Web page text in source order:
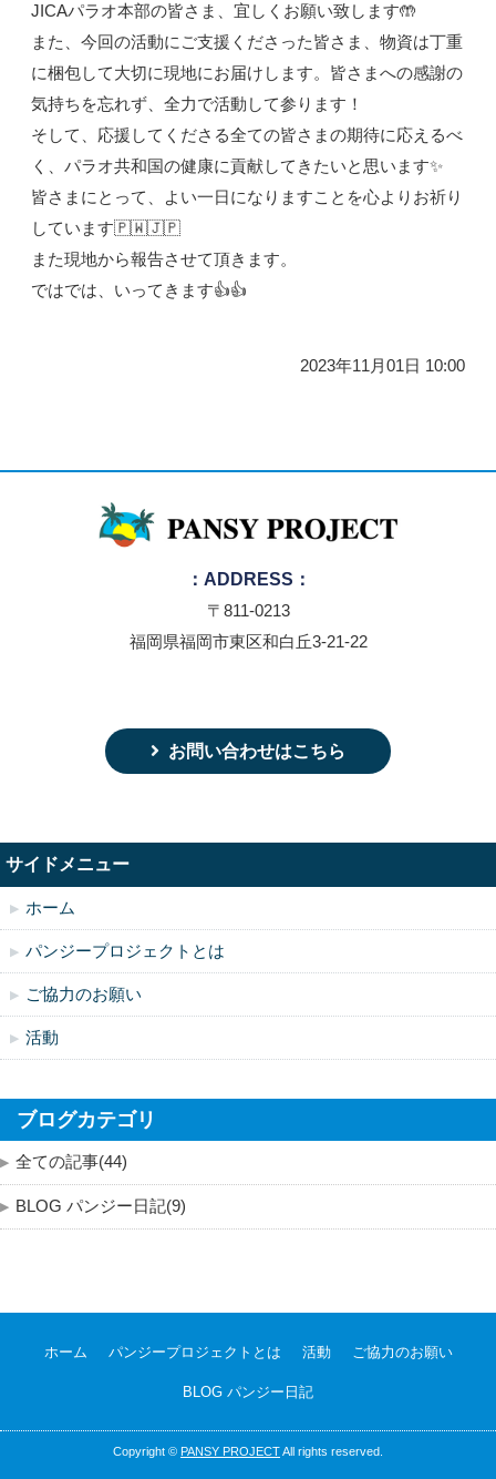
JICAパラオ本部の皆さま、宜しくお願い致します🤲
また、今回の活動にご支援くださった皆さま、物資は丁重
に梱包して大切に現地にお届けします。皆さまへの感謝の
気持ちを忘れず、全力で活動して参ります！
そして、応援してくださる全ての皆さまの期待に応えるべ
く、パラオ共和国の健康に貢献してきたいと思います✨
皆さまにとって、よい一日になりますことを心よりお祈り
しています🇵🇼🇯🇵
また現地から報告させて頂きます。
ではでは、いってきます👍👍
2023年11月01日 10:00
：ADDRESS：
〒811-0213
福岡県福岡市東区和白丘3-21-22
お問い合わせはこちら
サイドメニュー
ホーム
パンジープロジェクトとは
ご協力のお願い
活動
ブログカテゴリ
全ての記事(44)
BLOG パンジー日記(9)
ホーム パンジープロジェクトとは 活動 ご協力のお願い
BLOG パンジー日記
Copyright © PANSY PROJECTAll rights reserved.